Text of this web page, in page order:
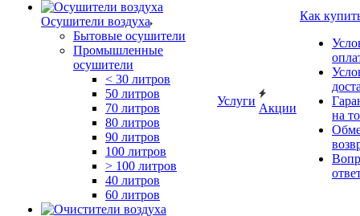
Осушители воздуха
Бытовые осушители
Промышленные
осушители
< 30 литров
50 литров
70 литров
80 литров
90 литров
100 литров
> 100 литров
40 литров
60 литров
Услуги
Акции
Как
на